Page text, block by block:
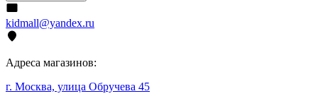
kidmall@yandex.ru
Адреса магазинов:
г. Москва, улица Обручева 45